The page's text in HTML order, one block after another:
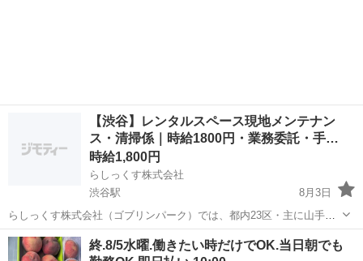
【渋谷】レンタルスペース現地メンテナン
ス・清掃係｜時給1800円・業務委託・手…
時給1,800円
らしっくす株式会社
渋谷駅
8月3日
らしっくす株式会社（ゴブリンパーク）では、都内23区・主に山手線
沿線でレンタルスペース約70店舗を運営しています。現地で実作業を
担当する「現地メンテナンス・清掃係」を募集します。 【仕事内容】
東京 渋谷区 渋谷駅 その他 業務委託
終.8/5水曜.働きたい時だけでOK.当日朝でも